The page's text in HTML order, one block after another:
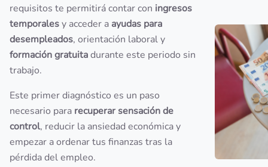
requisitos te permitirá contar con ingresos
temporalesy acceder a ayudas para
desempleados, orientación laboral y
formación gratuitadurante este periodo sin
trabajo.
Este primer diagnóstico es un paso
necesario para recuperar sensación de
control, reducir la ansiedad económica y
empezar a ordenar tus finanzas tras la
pérdida del empleo.